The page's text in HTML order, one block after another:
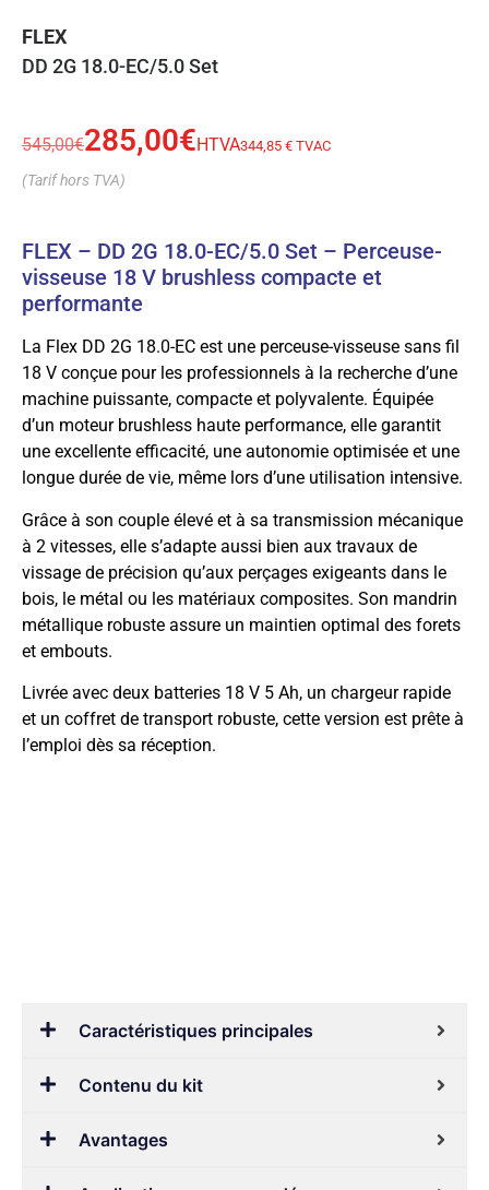
FLEX
DD 2G 18.0-EC/5.0 Set
545,00€285,00€HTVA344,85 € TVAC
(Tarif hors TVA)
FLEX – DD 2G 18.0-EC/5.0 Set – Perceuse-
visseuse 18 V brushless compacte et
performante
La Flex DD 2G 18.0-EC est une perceuse-visseuse sans fil
18 V conçue pour les professionnels à la recherche d’une
machine puissante, compacte et polyvalente. Équipée
d’un moteur brushless haute performance, elle garantit
une excellente efficacité, une autonomie optimisée et une
longue durée de vie, même lors d’une utilisation intensive.
Grâce à son couple élevé et à sa transmission mécanique
à 2 vitesses, elle s’adapte aussi bien aux travaux de
vissage de précision qu’aux perçages exigeants dans le
bois, le métal ou les matériaux composites. Son mandrin
métallique robuste assure un maintien optimal des forets
et embouts.
Livrée avec deux batteries 18 V 5 Ah, un chargeur rapide
et un coffret de transport robuste, cette version est prête à
l’emploi dès sa réception.
Caractéristiques principales
Contenu du kit
Avantages